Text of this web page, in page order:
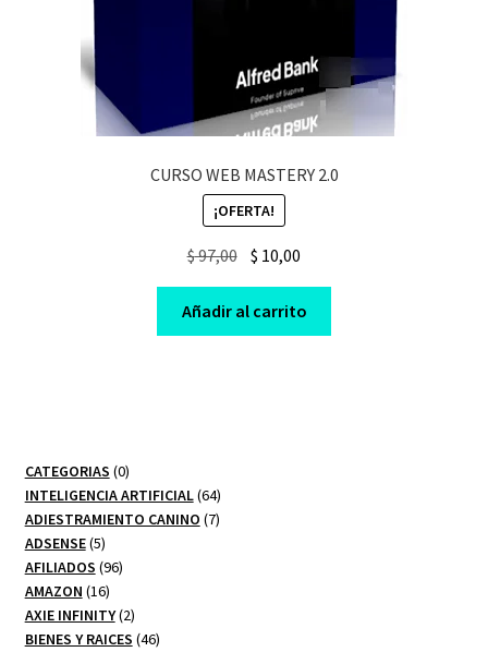
CURSO WEB MASTERY 2.0
¡OFERTA!
$97,00 Original
was:
$ 97,00.
$ 10,00
is:
$ 10,00.
Añadir al carrito
CATEGORIAS 00
productos
INTELIGENCIA ARTIFICIAL 6464
productos
ADIESTRAMIENTO CANINO 77
ADSENSE 55
productos
AFILIADOS 9696
AMAZON 1616
productos
AXIE INFINITY 22
productos
BIENES Y RAICES 4646